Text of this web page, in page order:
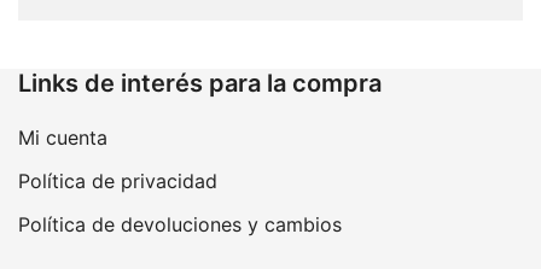
Links de interés para la compra
Mi cuenta
Política de privacidad
Política de devoluciones y cambios